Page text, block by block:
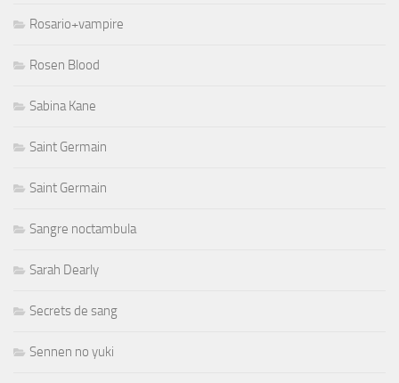
Rosario+vampire
Rosen Blood
Sabina Kane
Saint Germain
Saint Germain
Sangre noctambula
Sarah Dearly
Secrets de sang
Sennen no yuki